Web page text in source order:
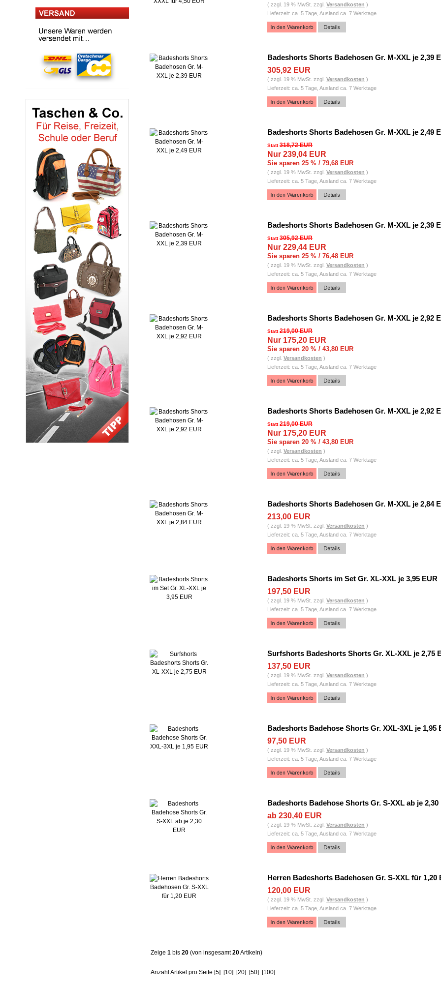
( zzgl. 19 % MwSt. zzgl. Versandkosten )
Lieferzeit: ca. 5 Tage, Ausland ca. 7 Werktage
Badeshorts Shorts Badehosen Gr. M-XXL je 2,39
305,92 EUR
( zzgl. 19 % MwSt. zzgl. Versandkosten )
Lieferzeit: ca. 5 Tage, Ausland ca. 7 Werktage
Badeshorts Shorts Badehosen Gr. M-XXL je 2,49
Statt318,72 EUR
Nur 239,04 EUR
Sie sparen 25 % / 79,68 EUR
( zzgl. 19 % MwSt. zzgl. Versandkosten )
Lieferzeit: ca. 5 Tage, Ausland ca. 7 Werktage
Badeshorts Shorts Badehosen Gr. M-XXL je 2,39
Statt305,92 EUR
Nur 229,44 EUR
Sie sparen 25 % / 76,48 EUR
( zzgl. 19 % MwSt. zzgl. Versandkosten )
Lieferzeit: ca. 5 Tage, Ausland ca. 7 Werktage
Badeshorts Shorts Badehosen Gr. M-XXL je 2,92
Statt219,00 EUR
Nur 175,20 EUR
Sie sparen 20 % / 43,80 EUR
( zzgl. Versandkosten )
Lieferzeit: ca. 5 Tage, Ausland ca. 7 Werktage
Badeshorts Shorts Badehosen Gr. M-XXL je 2,92
Statt219,00 EUR
Nur 175,20 EUR
Sie sparen 20 % / 43,80 EUR
( zzgl. Versandkosten )
Lieferzeit: ca. 5 Tage, Ausland ca. 7 Werktage
Badeshorts Shorts Badehosen Gr. M-XXL je 2,84
213,00 EUR
( zzgl. 19 % MwSt. zzgl. Versandkosten )
Lieferzeit: ca. 5 Tage, Ausland ca. 7 Werktage
Badeshorts Shorts im Set Gr. XL-XXL je 3,95 EUR
197,50 EUR
( zzgl. 19 % MwSt. zzgl. Versandkosten )
Lieferzeit: ca. 5 Tage, Ausland ca. 7 Werktage
Surfshorts Badeshorts Shorts Gr. XL-XXL je 2,75
137,50 EUR
( zzgl. 19 % MwSt. zzgl. Versandkosten )
Lieferzeit: ca. 5 Tage, Ausland ca. 7 Werktage
Badeshorts Badehose Shorts Gr. XXL-3XL je 1,95
97,50 EUR
( zzgl. 19 % MwSt. zzgl. Versandkosten )
Lieferzeit: ca. 5 Tage, Ausland ca. 7 Werktage
Badeshorts Badehose Shorts Gr. S-XXL ab je 2,30
ab 230,40 EUR
( zzgl. 19 % MwSt. zzgl. Versandkosten )
Lieferzeit: ca. 5 Tage, Ausland ca. 7 Werktage
Herren Badeshorts Badehosen Gr. S-XXL für 1,20
120,00 EUR
( zzgl. 19 % MwSt. zzgl. Versandkosten )
Lieferzeit: ca. 5 Tage, Ausland ca. 7 Werktage
Zeige 1 bis 20 (von insgesamt20Artikeln)
Anzahl Artikel pro Seite [5] [10] [20] [50] [100]